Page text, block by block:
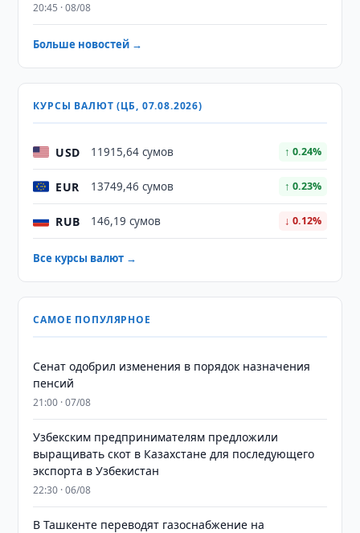
20:45 · 08/08
Больше новостей →
КУРСЫ ВАЛЮТ (ЦБ, 07.08.2026)
USD 11915,64 сумов ↑ 0.24%
EUR 13749,46 сумов ↑ 0.23%
RUB 146,19 сумов ↓ 0.12%
Все курсы валют →
САМОЕ ПОПУЛЯРНОЕ
Сенат одобрил изменения в порядок назначения
пенсий
21:00 · 07/08
Узбекским предпринимателям предложили
выращивать скот в Казахстане для последующего
экспорта в Узбекистан
22:30 · 06/08
В Ташкенте переводят газоснабжение на